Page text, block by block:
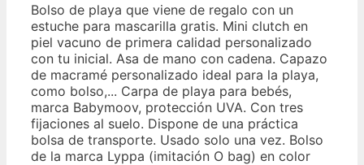
Bolso de playa que viene de regalo con un
estuche para mascarilla gratis. Mini clutch en
piel vacuno de primera calidad personalizado
con tu inicial. Asa de mano con cadena. Capazo
de macramé personalizado ideal para la playa,
como bolso,... Carpa de playa para bebés,
marca Babymoov, protección UVA. Con tres
fijaciones al suelo. Dispone de una práctica
bolsa de transporte. Usado solo una vez. Bolso
de la marca Lyppa (imitación O bag) en color